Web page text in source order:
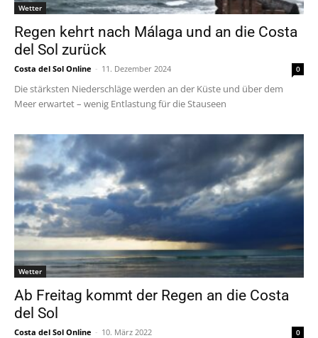
Wetter
Regen kehrt nach Málaga und an die Costa
del Sol zurück
Costa del Sol Online - 11. Dezember 2024 0
Die stärksten Niederschläge werden an der Küste und über dem
Meer erwartet – wenig Entlastung für die Stauseen
Wetter
Ab Freitag kommt der Regen an die Costa
del Sol
Costa del Sol Online - 10. März 2022 0